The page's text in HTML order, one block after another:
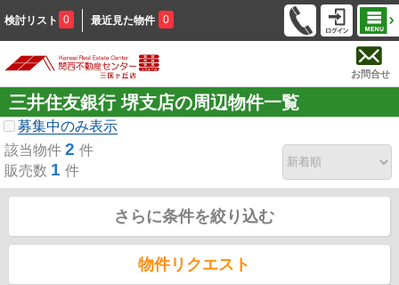
検討リスト 0 最近見た物件 0
お問合せ
三井住友銀行 堺支店の周辺物件一覧
募集中のみ表示
該当物件 2 件
販売数 1 件
さらに条件を絞り込む
物件リクエスト